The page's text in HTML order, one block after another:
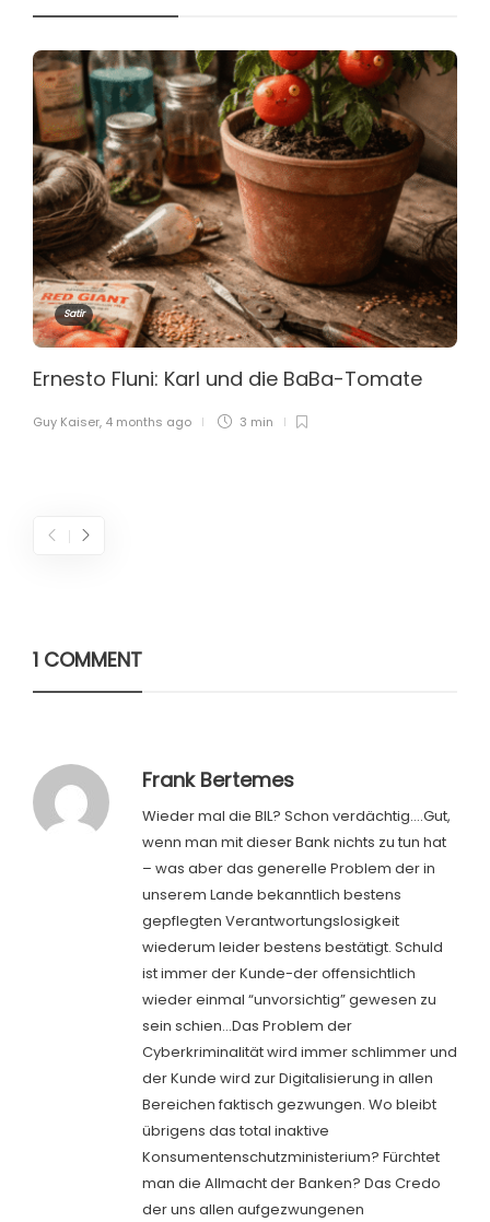
Satir
Ernesto Fluni: Karl und die BaBa-Tomate
Guy Kaiser, 4 months ago 3 min
1 COMMENT
Frank Bertemes
Wieder mal die BIL? Schon verdächtig….Gut,
wenn man mit dieser Bank nichts zu tun hat
– was aber das generelle Problem der in
unserem Lande bekanntlich bestens
gepflegten Verantwortungslosigkeit
wiederum leider bestens bestätigt. Schuld
ist immer der Kunde-der offensichtlich
wieder einmal “unvorsichtig” gewesen zu
sein schien…Das Problem der
Cyberkriminalität wird immer schlimmer und
der Kunde wird zur Digitalisierung in allen
Bereichen faktisch gezwungen. Wo bleibt
übrigens das total inaktive
Konsumentenschutzministerium? Fürchtet
man die Allmacht der Banken? Das Credo
der uns allen aufgezwungenen